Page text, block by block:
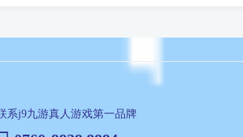
系j9九游真人游戏第一品牌